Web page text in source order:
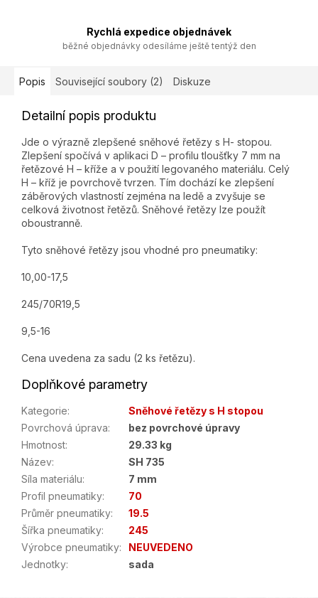
Rychlá expedice objednávek
běžné objednávky odesíláme ještě tentýž den
Popis Související soubory (2) Diskuze
Detailní popis produktu
Jde o výrazně zlepšené sněhové řetězy s H- stopou.
Zlepšení spočívá v aplikaci D – profilu tloušťky 7 mm na
řetězové H – kříže a v použití legovaného materiálu. Celý
H – kříž je povrchově tvrzen. Tím dochází ke zlepšení
záběrových vlastností zejména na ledě a zvyšuje se
celková životnost řetězů. Sněhové řetězy lze použít
oboustranně.
Tyto sněhové řetězy jsou vhodné pro pneumatiky:
10,00-17,5
245/70R19,5
9,5-16
Cena uvedena za sadu (2 ks řetězu).
Doplňkové parametry
Kategorie:
Sněhové řetězy s H stopou
Povrchová úprava:
bez povrchové úpravy
Hmotnost:
29.33 kg
Název:
SH 735
Síla materiálu:
7 mm
Profil pneumatiky:
70
Průměr pneumatiky:
19.5
Šířka pneumatiky:
245
Výrobce pneumatiky:
NEUVEDENO
Jednotky: sada